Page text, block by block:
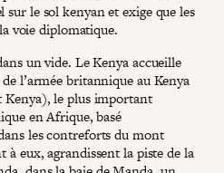
le sol kenyan et exige que les
voie diplomatique.
un vide. Le Kenya accueille
l’armée britannique au Kenya
le plus important
en Afrique, basé
les contreforts du mont
à eux, agrandissent la piste de la